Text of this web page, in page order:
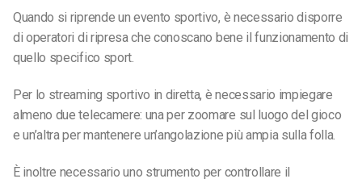
Quando si riprende un evento sportivo, è necessario disporre
di operatori di ripresa che conoscano bene il funzionamento di
quello specifico sport.
Per lo streaming sportivo in diretta, è necessario impiegare
almeno due telecamere: una per zoomare sul luogo del gioco
e un’altra per mantenere un’angolazione più ampia sulla folla.
È inoltre necessario uno strumento per controllare il